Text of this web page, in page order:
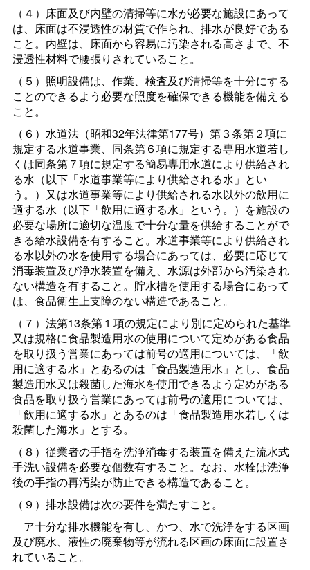
（４）床面及び内壁の清掃等に水が必要な施設にあって
は、床面は不浸透性の材質で作られ、排水が良好である
こと。内壁は、床面から容易に汚染される高さまで、不
浸透性材料で腰張りされていること。
（５）照明設備は、作業、検査及び清掃等を十分にする
ことのできるよう必要な照度を確保できる機能を備える
こと。
（６）水道法（昭和32年法律第177号）第３条第２項に
規定する水道事業、同条第６項に規定する専用水道若し
くは同条第７項に規定する簡易専用水道により供給され
る水（以下「水道事業等により供給される水」とい
う。）又は水道事業等により供給される水以外の飲用に
適する水（以下「飲用に適する水」という。）を施設の
必要な場所に適切な温度で十分な量を供給することがで
きる給水設備を有すること。水道事業等により供給され
る水以外の水を使用する場合にあっては、必要に応じて
消毒装置及び浄水装置を備え、水源は外部から汚染され
ない構造を有すること。貯水槽を使用する場合にあって
は、食品衛生上支障のない構造であること。
（７）法第13条第１項の規定により別に定められた基準
又は規格に食品製造用水の使用について定めがある食品
を取り扱う営業にあっては前号の適用については、「飲
用に適する水」とあるのは「食品製造用水」とし、食品
製造用水又は殺菌した海水を使用できるよう定めがある
食品を取り扱う営業にあっては前号の適用については、
「飲用に適する水」とあるのは「食品製造用水若しくは
殺菌した海水」とする。
（８）従業者の手指を洗浄消毒する装置を備えた流水式
手洗い設備を必要な個数有すること。なお、水栓は洗浄
後の手指の再汚染が防止できる構造であること。
（９）排水設備は次の要件を満たすこと。
ア十分な排水機能を有し、かつ、水で洗浄をする区画
及び廃水、液性の廃棄物等が流れる区画の床面に設置さ
れていること。